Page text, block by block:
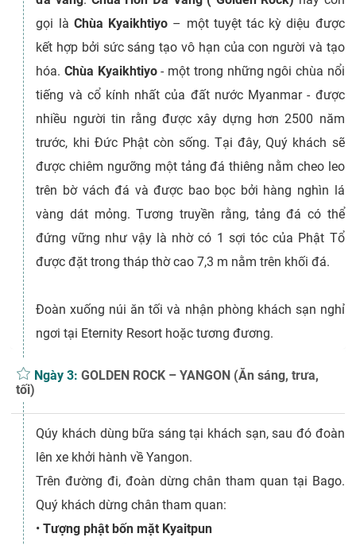
gọi là Chùa Kyaikhtiyo – một tuyệt tác kỳ diệu được
kết hợp bởi sức sáng tạo vô hạn của con người và tạo
hóa.Chùa Kyaikhtiyo- một trong những ngôi chùa nổi
tiếng và cổ kính nhất của đất nước Myanmar - được
nhiều người tin rằng được xây dựng hơn 2500 năm
trước, khi Đức Phật còn sống. Tại đây, Quý khách sẽ
được chiêm ngưỡng một tảng đá thiêng nằm cheo leo
trên bờ vách đá và được bao bọc bởi hàng nghìn lá
vàng dát mỏng. Tương truyền rằng, tảng đá có thể
đứng vững như vậy là nhờ có 1 sợi tóc của Phật Tổ
được đặt trong tháp thờ cao 7,3 m nằm trên khối đá.
Đoàn xuống núi ăn tối và nhận phòng khách sạn nghỉ
ngơi tại Eternity Resort hoặc tương đương.
Ngày 3:GOLDEN ROCK – YANGON (Ăn sáng, trưa,
tối)
Qúy khách dùng bữa sáng tại khách sạn, sau đó đoàn
lên xe khởi hành về Yangon.
Trên đường đi, đoàn dừng chân tham quan tại Bago.
Quý khách dừng chân tham quan:
•Tượng phật bốn mặt Kyaitpun